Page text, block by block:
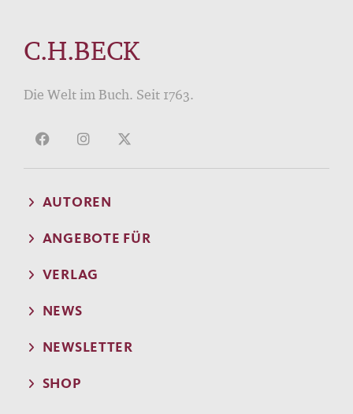
C.H.BECK
Die Welt im Buch. Seit 1763.
AUTOREN
ANGEBOTE FÜR
VERLAG
NEWS
NEWSLETTER
SHOP